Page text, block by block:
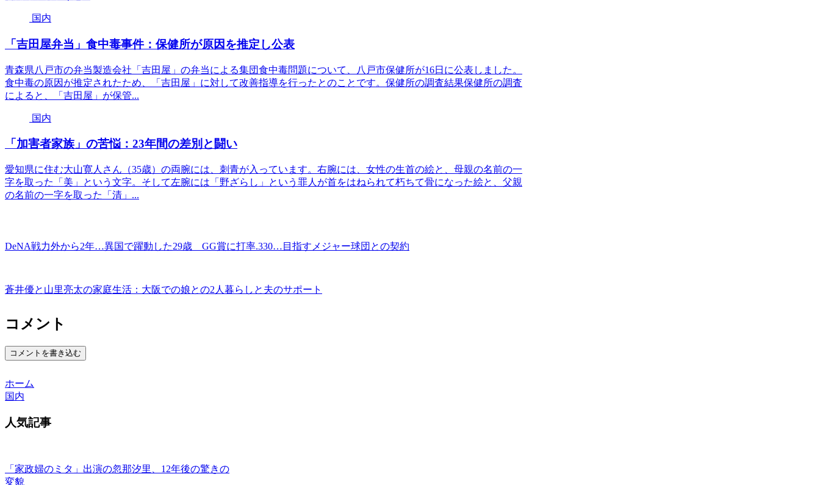
国内
「吉田屋弁当」食中毒事件：保健所が原因を推定し公表
青森県八戸市の弁当製造会社「吉田屋」の弁当による集団食中毒問題について、八戸市保健所が16日に公表しました。
食中毒の原因が推定されたため、「吉田屋」に対して改善指導を行ったとのことです。保健所の調査結果保健所の調査
によると、「吉田屋」が保管...
国内
「加害者家族」の苦悩：23年間の差別と闘い
愛知県に住む大山寛人さん（35歳）の両腕には、刺青が入っています。右腕には、女性の生首の絵と、母親の名前の一
字を取った「美」という文字。そして左腕には「野ざらし」という罪人が首をはねられて朽ちて骨になった絵と、父親
の名前の一字を取った「清」...
DeNA戦力外から2年…異国で躍動した29歳 GG賞に打率.330…目指すメジャー球団との契約
蒼井優と山里亮太の家庭生活：大阪での娘との2人暮らしと夫のサポート
コメント
コメントを書き込む
ホーム
国内
人気記事
「家政婦のミタ」出演の忽那汐里、12年後の驚きの
変貌